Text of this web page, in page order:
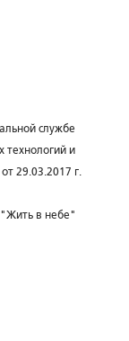
службе
технологий и
29.03.2017 г.
в небе"